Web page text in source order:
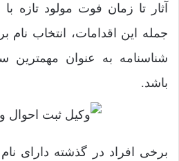
آثار تا زمان فوت مولود تازه
جمله این اقدامات، انتخاب نام
شناسنامه به عنوان
باشد.
برخی افراد در گذشته دارای